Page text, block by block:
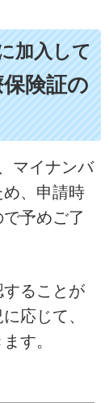
加入して
険証の
マイナンバ
、申請時
予めご了
ることが
応じて、
す。